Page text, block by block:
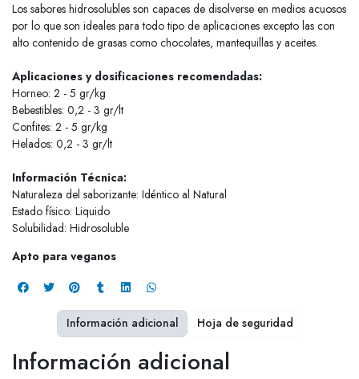
Los sabores hidrosolubles son capaces de disolverse en medios acuosos
por lo que son ideales para todo tipo de aplicaciones excepto las con
alto contenido de grasas como chocolates, mantequillas y aceites.
Aplicaciones y dosificaciones recomendadas:
Horneo: 2 - 5 gr/kg
Bebestibles: 0,2 - 3 gr/lt
Confites: 2 - 5 gr/kg
Helados: 0,2 - 3 gr/lt
Información Técnica:
Naturaleza del saborizante: Idéntico al Natural
Estado físico: Liquido
Solubilidad: Hidrosoluble
Apto para veganos
Información adicional
Información adicional Hoja de seguridad